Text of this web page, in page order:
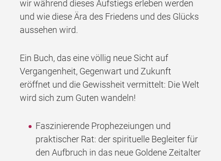
wir während dieses Aufstiegs erleben werden
und wie diese Ära des Friedens und des Glücks
aussehen wird.
Ein Buch, das eine völlig neue Sicht auf
Vergangenheit, Gegenwart und Zukunft
eröffnet und die Gewissheit vermittelt: Die Welt
wird sich zum Guten wandeln!
Faszinierende Prophezeiungen und
praktischer Rat: der spirituelle Begleiter für
den Aufbruch in das neue Goldene Zeitalter